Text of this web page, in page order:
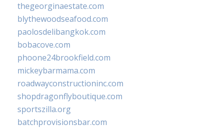
thegeorginaestate.com
blythewoodseafood.com
paolosdelibangkok.com
bobacove.com
phoone24brookfield.com
mickeybarmama.com
roadwayconstructioninc.com
shopdragonflyboutique.com
sportszilla.org
batchprovisionsbar.com